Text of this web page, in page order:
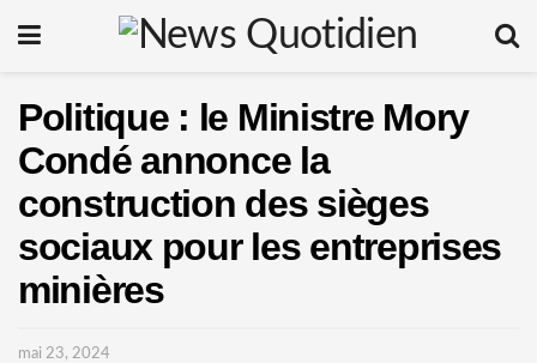
Politique : le Ministre Mory
Condé annonce la
construction des sièges
sociaux pour les entreprises
minières
mai 23, 2024